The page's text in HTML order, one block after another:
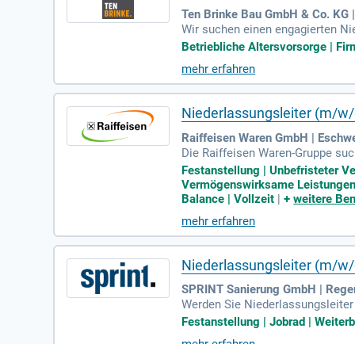
Ten Brinke Bau GmbH & Co. KG
Wir suchen einen engagierten
te Verkehrsanbindung und
g. Zu Ihren Aufgaben gehören
eitsberechnungen. Nutzen Sie
Betriebliche Altersvorsorge |
mehr erfahren
Niederlassungsleiter (m/
Raiffeisen Waren GmbH |
Die Raiffeisen Waren-Gruppe
0 Standorte und 22 Marken, die
en, die geerdet, verlässlich und
n einem menschlichen
Festanstellung | Unbefristeter
Vermögenswirksame
Balance | Vollzeit |+weitere
mehr erfahren
Niederlassungsleiter (m/
SPRINT Sanierung GmbH |
Werden Sie
einen neutralen Firmen-PKW
ie Jobrad und Sportclub.
Festanstellung | Jobrad |